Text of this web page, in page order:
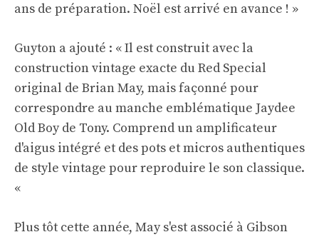
ans de préparation. Noël est arrivé en avance ! »
Guyton a ajouté : « Il est construit avec la
construction vintage exacte du Red Special
original de Brian May, mais façonné pour
correspondre au manche emblématique Jaydee
Old Boy de Tony. Comprend un amplificateur
d'aigus intégré et des pots et micros authentiques
de style vintage pour reproduire le son classique.
«
Plus tôt cette année, May s'est associé à Gibson